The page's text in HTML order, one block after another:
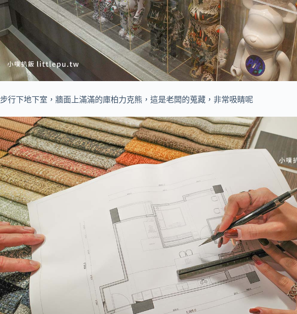
步行下地下室，牆面上滿滿的庫柏力克熊，這是老闆的蒐藏，非常吸睛呢